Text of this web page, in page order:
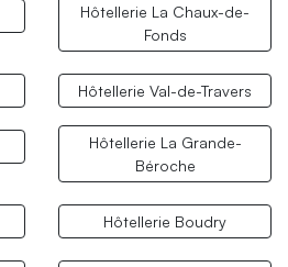
Hôtellerie La Chaux-de-
Fonds
Hôtellerie Val-de-Travers
Hôtellerie La Grande-
Béroche
Hôtellerie Boudry